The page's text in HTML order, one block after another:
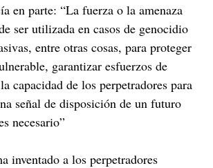
en parte: “La fuerza o la amenaza
ser utilizada en casos de genocidio
entre otras cosas, para proteger
garantizar esfuerzos de
capacidad de los perpetradores para
señal de disposición de un futuro
necesario”
inventado a los perpetradores